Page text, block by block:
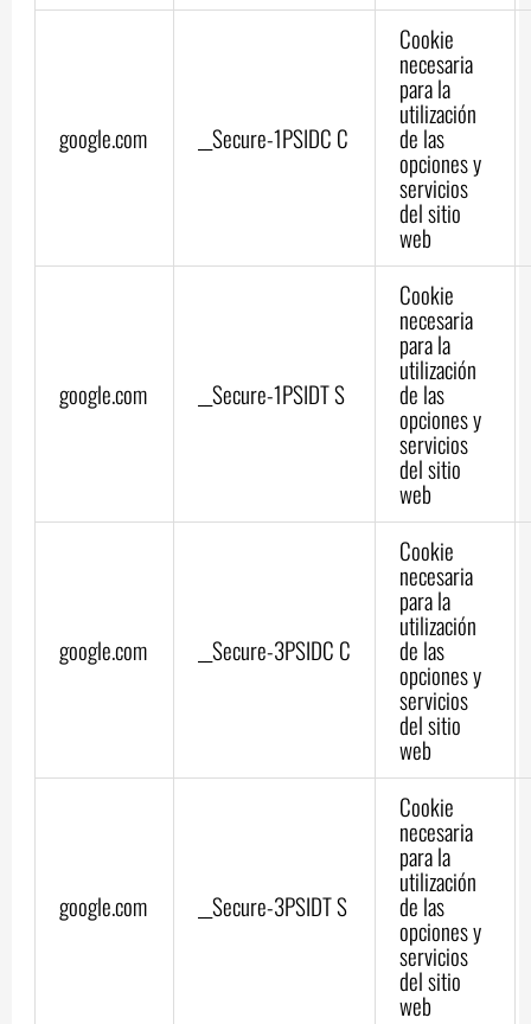
google.com __Secure-1PSIDC C
Cookie
necesaria
para la
utilización
de las
opciones y
servicios
del sitio
web
google.com __Secure-1PSIDT S
Cookie
necesaria
para la
utilización
de las
opciones y
servicios
del sitio
web
google.com __Secure-3PSIDC C
Cookie
necesaria
para la
utilización
de las
opciones y
servicios
del sitio
web
google.com __Secure-3PSIDT S
Cookie
necesaria
para la
utilización
de las
opciones y
servicios
del sitio
web